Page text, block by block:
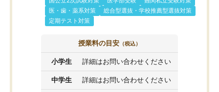
医・歯・薬系対策
総合型選抜・学校推薦型選抜対策
定期テスト対策
授業料の目安 （税込）
小学生 詳細はお問い合わせください
中学生 詳細はお問い合わせください